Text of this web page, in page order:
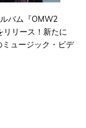
バム『OMW2
リリース！新たに
ミュージック・ビデ